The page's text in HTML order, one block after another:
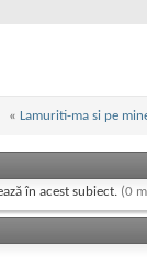
« Lamuriti-ma si pe
în acest subiect. (0